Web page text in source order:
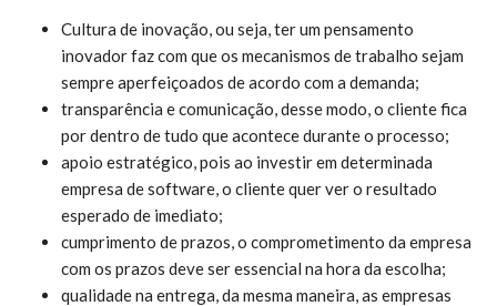
Cultura de inovação, ou seja, ter um pensamento
inovador faz com que os mecanismos de trabalho sejam
sempre aperfeiçoados de acordo com a demanda;
transparência e comunicação, desse modo, o cliente fica
por dentro de tudo que acontece durante o processo;
apoio estratégico, pois ao investir em determinada
empresa de software, o cliente quer ver o resultado
esperado de imediato;
cumprimento de prazos, o comprometimento da empresa
com os prazos deve ser essencial na hora da escolha;
qualidade na entrega, da mesma maneira, as empresas